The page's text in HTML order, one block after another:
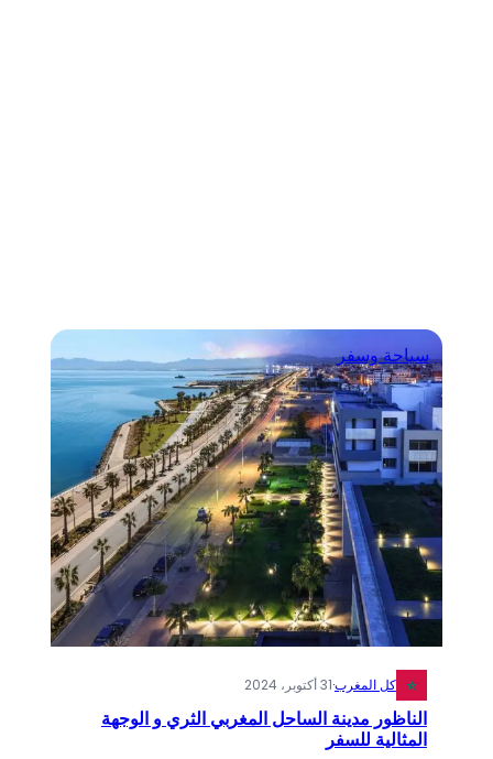
سياحة وسفر
كل المغرب·31 أكتوبر، 2024
الناظور مدينة الساحل المغربي الثري و الوجهة
المثالية للسفر